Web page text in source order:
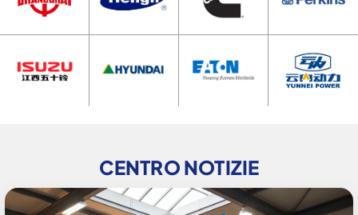
CENTRO NOTIZIE